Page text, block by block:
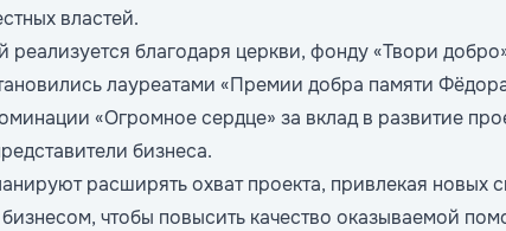
властей.
реализуется благодаря церкви, фонду «Твори
лауреатами «Премии добра памяти
«Огромное сердце» за вклад в развитие
бизнеса.
расширять охват проекта, привлекая новых
чтобы повысить качество оказываемой